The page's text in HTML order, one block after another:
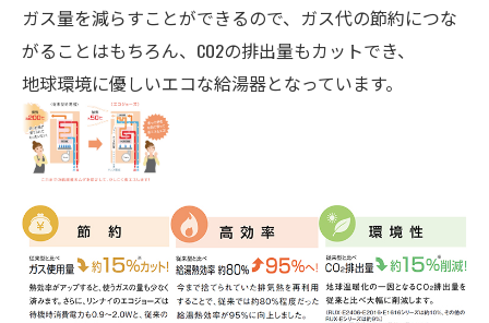
ガス量を減らすことができるので、ガス代の節約につな
がることはもちろん、CO2の排出量もカットでき、
地球環境に優しいエコな給湯器となっています。